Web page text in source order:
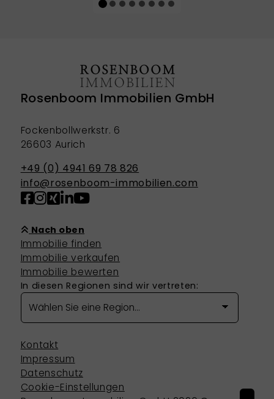
Rosenboom Immobilien GmbH
Fockenbollwerkstr. 6
26603 Aurich
+49 (0) 4941 69 78 826
info@rosenboom-immobilien.com
In diesen Regionen sind wir vertreten:
Nach oben
Immobilie finden
Immobilie verkaufen
Immobilie bewerten
Kontakt
Impressum
Datenschutz
Cookie-Einstellungen